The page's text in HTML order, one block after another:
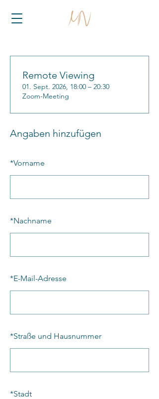
Angaben hinzufügen
*Vorname
*Nachname
*E-Mail-Adresse
*Straße und Hausnummer
*Stadt
Remote Viewing
01. Sept. 2026, 18:00 – 20:30
Zoom-Meeting